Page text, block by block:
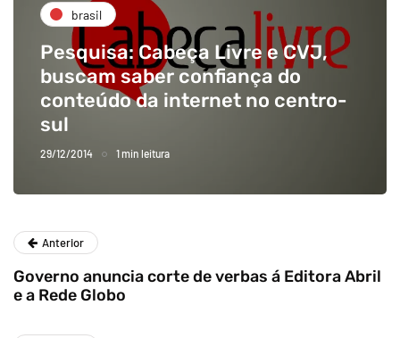
brasil
Pesquisa: Cabeça Livre e CVJ,
buscam saber confiança do
conteúdo da internet no centro-
sul
29/12/2014 1 min leitura
Anterior
Governo anuncia corte de verbas á Editora Abril
e a Rede Globo